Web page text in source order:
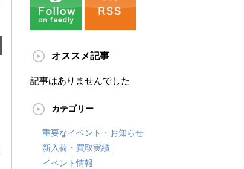
オススメ記事
記事はありませんでした
カテゴリー
重要なイベント・お知らせ
新入荷・買取実績
イベント情報